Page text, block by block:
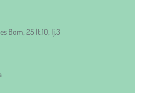
Bom, 25 lt.10, lj.3